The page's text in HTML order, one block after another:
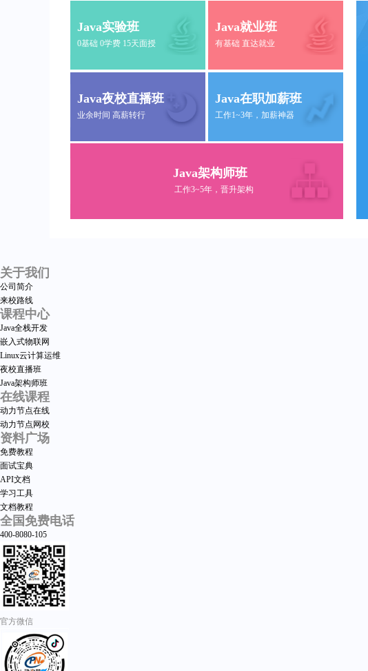
Java实验班
0基础 0学费 15天面授
Java就业班
有基础 直达就业
Java夜校直播班
业余时间 高薪转行
Java在职加薪班
工作1~3年，加薪神器
Java架构师班
工作3~5年，晋升架构
关于我们
公司简介
来校路线
课程中心
Java全栈开发
嵌入式物联网
Linux云计算运维
夜校直播班
Java架构师班
在线课程
动力节点在线
动力节点网校
资料广场
免费教程
面试宝典
API文档
学习工具
文档教程
全国免费电话
400-8080-105
官方微信